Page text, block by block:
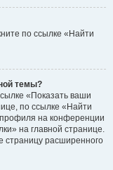
по ссылке «Найти
темы?
«Показать ваши
по ссылке «Найти
на конференции
на главной странице.
страницу расширенного